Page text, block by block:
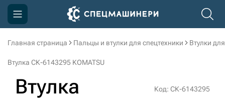
Главная страница Пальцы и втулки для спецтехники Втулки
Втулка СК-6143295 KOMATSU
Втулка Код: СК-6143295
Компания
Доставка и оплата